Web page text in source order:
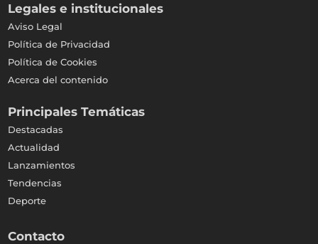
Legales e institucionales
Aviso Legal
Política de Privacidad
Política de Cookies
Acerca del contenido
Principales Temáticas
Destacadas
Actualidad
Lanzamientos
Tendencias
Deporte
Contacto